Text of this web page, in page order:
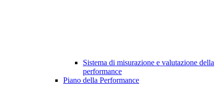
Sistema di misurazione e valutazione della
performance
Piano della Performance